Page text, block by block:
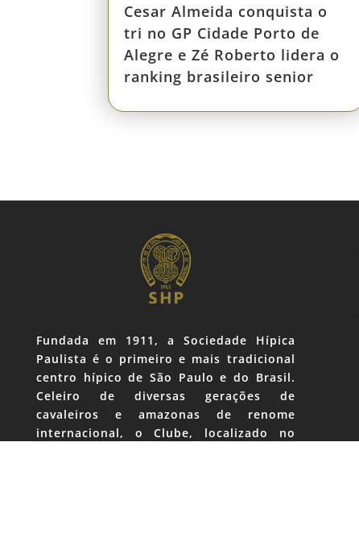
Cesar Almeida conquista o
tri no GP Cidade Porto de
Alegre e Zé Roberto lidera o
ranking brasileiro senior
Fundada em 1911, a Sociedade Hípica
Paulista é o primeiro e mais tradicional
centro hípico de São Paulo e do Brasil.
Celeiro de diversas gerações de
cavaleiros e amazonas de renome
internacional, o Clube, localizado no